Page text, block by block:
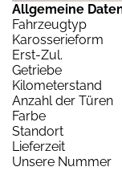
Allgemeine
Fahrzeugtyp
Karosserieform
Erst-Zul.
Getriebe
Kilometerstand
Anzahl der Türen
Farbe
Standort
Lieferzeit
Unsere Nummer